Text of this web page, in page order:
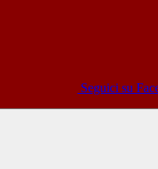
Seguici su